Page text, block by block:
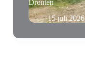
Dronten
15 juli 2026